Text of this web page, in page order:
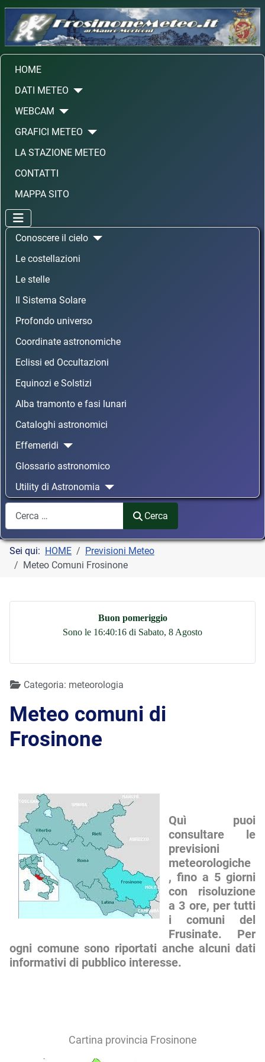
HOME
DATI METEO
WEBCAM
GRAFICI METEO
LA STAZIONE METEO
CONTATTI
MAPPA SITO
Conoscere il cielo
Le costellazioni
Le stelle
Il Sistema Solare
Profondo universo
Coordinate astronomiche
Eclissi ed Occultazioni
Equinozi e Solstizi
Alba tramonto e fasi lunari
Cataloghi astronomici
Effemeridi
Glossario astronomico
Utility di Astronomia
Cerca
Cerca
Sei qui: HOME
Previsioni Meteo
Meteo Comuni Frosinone
Buon pomeriggio
Sono le 16:40:16 di Sabato, 8 Agosto
Dettagli
Categoria: meteorologia
Meteo comuni di
Frosinone
Quì puoi
consultare le
previsioni
meteorologiche
, fino a 5 giorni
con risoluzione
a 3 ore, per tutti
i comuni del
Frusinate. Per
ogni comune sono riportati anche alcuni dati
informativi di pubblico interesse.
Cartina provincia Frosinone